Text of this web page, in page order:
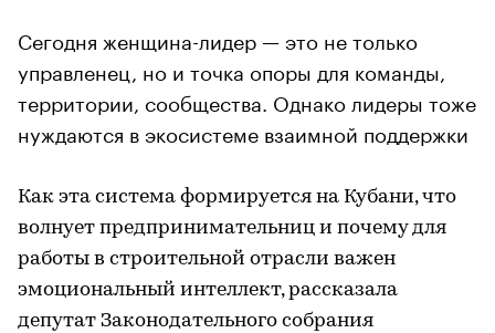
Сегодня женщина-лидер — это не только
управленец, но и точка опоры для команды,
территории, сообщества. Однако лидеры тоже
нуждаются в экосистеме взаимной поддержки
Как эта система формируется на Кубани, что
волнует предпринимательниц и почему для
работы в строительной отрасли важен
эмоциональный интеллект, рассказала
депутат Законодательного собрания